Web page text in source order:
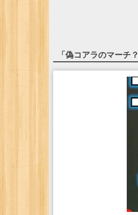
「偽コアラのマーチ？